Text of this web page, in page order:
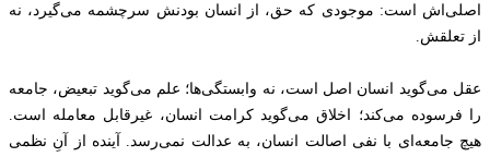
اصلی‌اش است: موجودی که حق، از انسان بودنش سرچشمه می‌گیرد، نه
از تعلقش.
عقل می‌گوید انسان اصل است، نه وابستگی‌ها؛ علم می‌گوید تبعیض، جامعه
را فرسوده می‌کند؛ اخلاق می‌گوید کرامت انسان، غیرقابل معامله است.
هیچ جامعه‌ای با نفی اصالت انسان، به عدالت نمی‌رسد. آینده از آنِ نظمی